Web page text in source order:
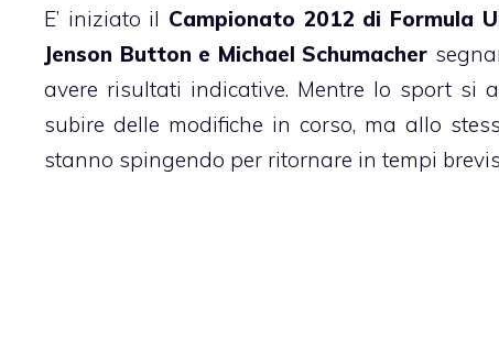
E’ iniziato il Campionato 2012 di Formula
Jenson Button e Michael Schumacher
avere risultati indicative. Mentre lo sport si
subire delle modifiche in corso, ma allo
stanno spingendo per ritornare in tempi